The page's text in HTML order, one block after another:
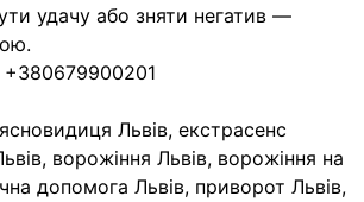
удачу або зняти негатив —
Львів, екстрасенс
ворожіння Львів, ворожіння на
допомога Львів, приворот Львів,